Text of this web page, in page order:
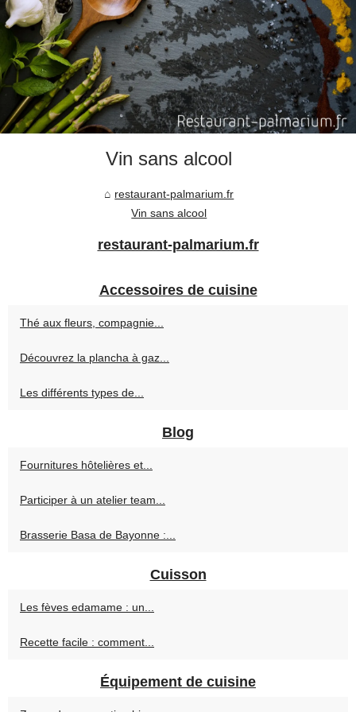
Vin sans alcool
restaurant-palmarium.fr
Vin sans alcool
restaurant-palmarium.fr
Accessoires de cuisine
Thé aux fleurs, compagnie...
Découvrez la plancha à gaz...
Les différents types de...
Blog
Fournitures hôtelières et...
Participer à un atelier team...
Brasserie Basa de Bayonne :...
Cuisson
Les fèves edamame : un...
Recette facile : comment...
Équipement de cuisine